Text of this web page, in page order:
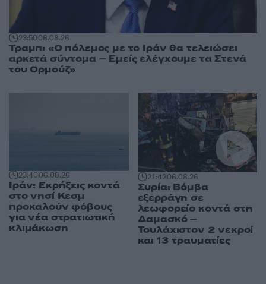
23:5006.08.26
Τραμπ: «Ο πόλεμος με το Ιράν θα τελειώσει
αρκετά σύντομα – Εμείς ελέγχουμε τα Στενά
του Ορμούζ»
23:4006.08.26
Ιράν: Εκρήξεις κοντά
στο νησί Κεσμ
προκαλούν φόβους
για νέα στρατιωτική
κλιμάκωση
21:4206.08.26
Συρία: Βόμβα
εξερράγη σε
λεωφορείο κοντά στη
Δαμασκό –
Τουλάχιστον 2 νεκροί
και 13 τραυματίες